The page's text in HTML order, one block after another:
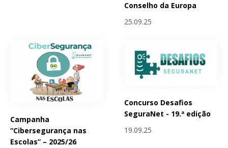
Conselho da Europa
25.09.25
Campanha
“Cibersegurança nas
Escolas” – 2025/26
Concurso Desafios
SeguraNet - 19.ª edição
19.09.25